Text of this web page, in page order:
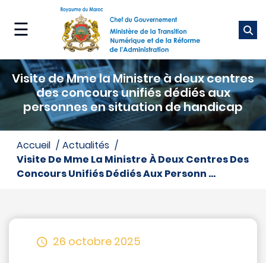
contenu
☰
Ministère
Nos
métiers
services
Visite de Mme la Ministre à deux centres
des concours unifiés dédiés aux
personnes en situation de handicap
accueil
actualités
Visite De Mme La Ministre À Deux Centres Des
Concours Unifiés Dédiés Aux Personn ...
26 octobre 2025